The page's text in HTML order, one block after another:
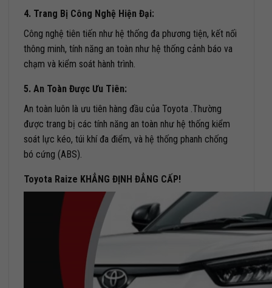
4. Trang Bị Công Nghệ Hiện Đại:
Công nghệ tiên tiến như hệ thống đa phương tiện, kết nối
thông minh, tính năng an toàn như hệ thống cảnh báo va
chạm và kiểm soát hành trình.
5. An Toàn Được Ưu Tiên:
An toàn luôn là ưu tiên hàng đầu của Toyota .Thường
được trang bị các tính năng an toàn như hệ thống kiểm
soát lực kéo, túi khí đa điểm, và hệ thống phanh chống
bó cứng (ABS).
Toyota Raize KHẲNG ĐỊNH ĐẲNG CẤP!